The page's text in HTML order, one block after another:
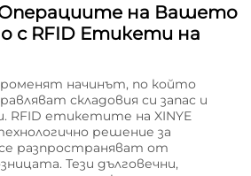
на Вашето
с RFID Етикети на
начинът, по който
складовия си запас и
етикетите на XINYE
решение за
разпространяват от
Тези дълговечни,